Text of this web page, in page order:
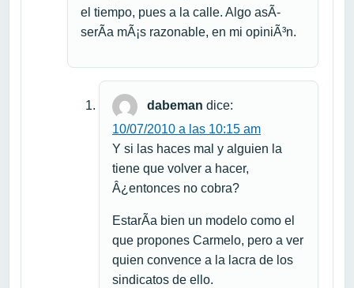
el tiempo, pues a la calle. Algo asÃ­
serÃ­a mÃ¡s razonable, en mi opiniÃ³n.
dabeman dice:
10/07/2010 a las 10:15 am
Y si las haces mal y alguien la
tiene que volver a hacer,
Â¿entonces no cobra?
EstarÃ­a bien un modelo como el
que propones Carmelo, pero a ver
quien convence a la lacra de los
sindicatos de ello.